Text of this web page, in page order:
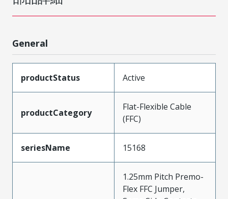
General
productStatus Active
productCategory
Flat-Flexible Cable
(FFC)
seriesName 15168
1.25mm Pitch Premo-
Flex FFC Jumper,